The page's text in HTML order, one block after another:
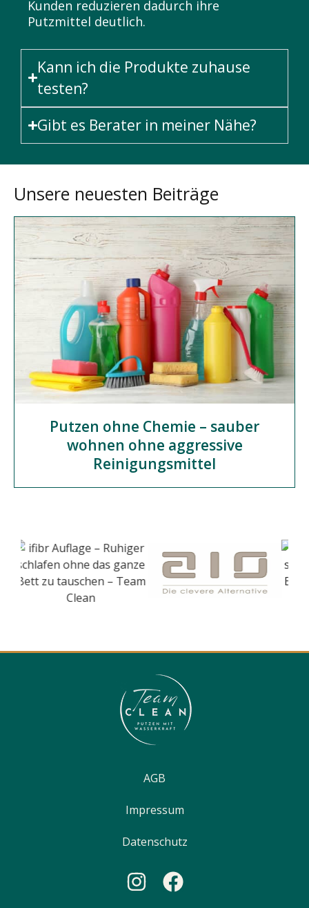
Kunden reduzieren dadurch ihre
Putzmittel deutlich.
Kann ich die Produkte zuhause
testen?
Gibt es Berater in meiner Nähe?
Unsere neuesten Beiträge
Putzen ohne Chemie – sauber
wohnen ohne aggressive
Reinigungsmittel
AGB
Impressum
Datenschutz